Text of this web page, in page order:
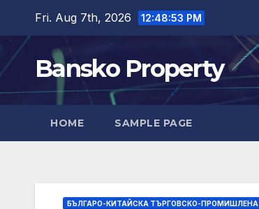
content
Fri. Aug 7th, 2026 12:48:54 PM
Bansko Property
HOME SAMPLE PAGE
БЪЛГАРО-КИТАЙСКА ТЪРГОВСКО-ПРОМИШЛЕНА